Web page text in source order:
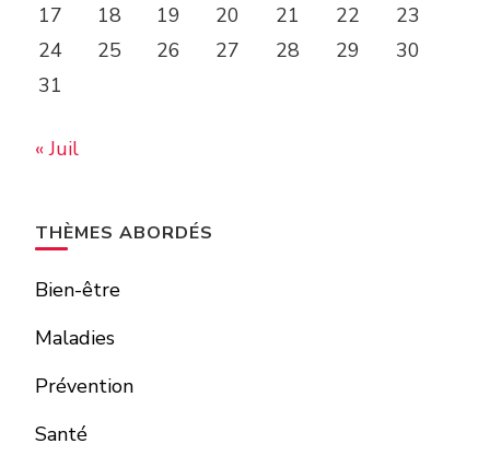
17
18 19 20 21 22
23
24
25 26 27 28 29
30
31
« Juil
THÈMES ABORDÉS
Bien-être
Maladies
Prévention
Santé